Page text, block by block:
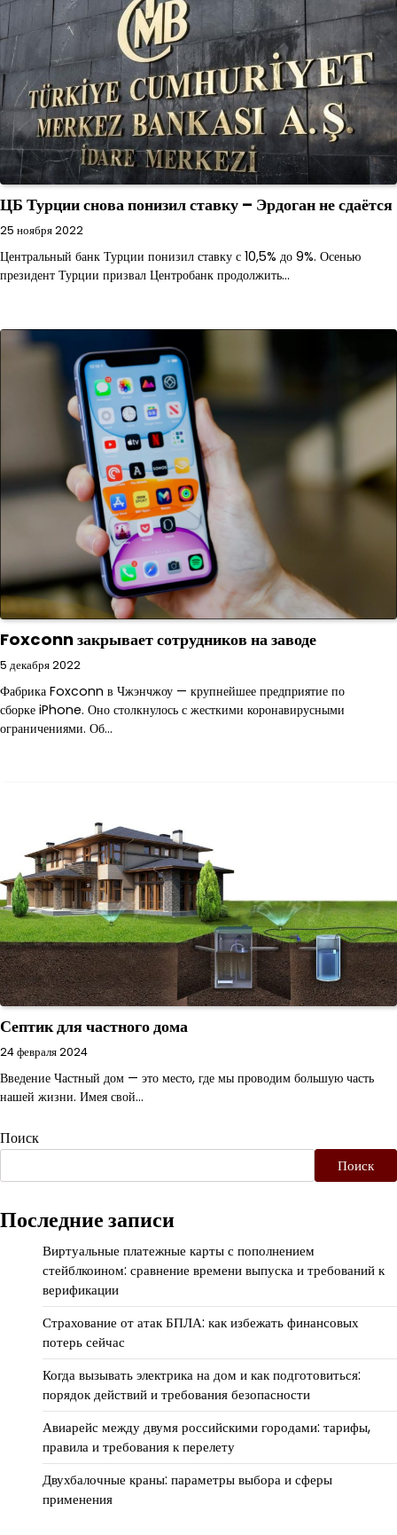
ЦБ Турции снова понизил ставку – Эрдоган не сдаётся
25 ноября 2022
Центральный банк Турции понизил ставку с 10,5% до 9%. Осенью
президент Турции призвал Центробанк продолжить…
Foxconn закрывает сотрудников на заводе
5 декабря 2022
Фабрика Foxconn в Чжэнчжоу — крупнейшее предприятие по
сборке iPhone. Оно столкнулось с жесткими коронавирусными
ограничениями. Об…
Септик для частного дома
24 февраля 2024
Введение Частный дом — это место, где мы проводим большую часть
нашей жизни. Имея свой…
Поиск
Поиск
Последние записи
Виртуальные платежные карты с пополнением
стейблкоином: сравнение времени выпуска и требований к
верификации
Страхование от атак БПЛА: как избежать финансовых
потерь сейчас
Когда вызывать электрика на дом и как подготовиться:
порядок действий и требования безопасности
Авиарейс между двумя российскими городами: тарифы,
правила и требования к перелету
Двухбалочные краны: параметры выбора и сферы
применения